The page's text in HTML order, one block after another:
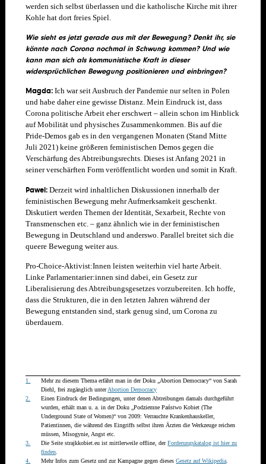
werden sich selbst überlassen und die katholische Kirche mit ihrer
Kohle hat dort freies Spiel.
Wie sieht es jetzt gerade aus mit der Bewegung? Denkt ihr, sie
könnte nach Corona nochmal in Schwung kommen? Und wie
kann man sich als kommunistische Kraft in dieser
widersprüchlichen Bewegung positionieren und einbringen?
Magda: Ich war seit Ausbruch der Pandemie nur selten in Polen
und habe daher eine gewisse Distanz. Mein Eindruck ist, dass
Corona politische Arbeit eher erschwert – allein schon im Hinblick
auf Mobilität und physisches Zusammenkommen. Bis auf die
Pride-Demos gab es in den vergangenen Monaten (Stand Mitte
Juli 2021) keine größeren feministischen Demos gegen die
Verschärfung des Abtreibungsrechts. Dieses ist Anfang 2021 in
seiner verschärften Form veröffentlicht worden und somit in Kraft.
Pawel: Derzeit wird inhaltlichen Diskussionen innerhalb der
feministischen Bewegung mehr Aufmerksamkeit geschenkt.
Diskutiert werden Themen der Identität, Sexarbeit, Rechte von
Transmenschen etc. – ganz ähnlich wie in der feministischen
Bewegung in Deutschland und anderswo. Parallel breitet sich die
queere Bewegung weiter aus.
Pro-Choice-Aktivist:Innen leisten weiterhin viel harte Arbeit.
Linke Parlamentarier:innen sind dabei, ein Gesetz zur
Liberalisierung des Abtreibungsgesetzes vorzubereiten. Ich hoffe,
dass die Strukturen, die in den letzten Jahren während der
Bewegung entstanden sind, stark genug sind, um Corona zu
überdauern.
1.
Mehr zu diesem Thema erfährt man in der Doku „Abortion Democracy“ von Sarah
Diehl,frei zugänglich unterAbortion Democracy
2.
Einen Eindruck der Bedingungen, unter denen Abtreibungen damals durchgeführt
wurden, erhält man u. a. in der Doku „Podziemne Państwo Kobiet (The
Underground State of Women)“ von 2009: Verrauchte Krankenhauskeller,
Patientinnen, die während des Eingriffs selbst ihren Ärzten die Werkzeuge reichen
müssen, Misogynie, Angst etc.
3.
Die Seite strajkkobiet.eu ist mittlerweile offline, derForderungskatalog ist hier zu
finden.
4.
Mehr Infos zum Gesetz und zur Kampagne gegen diesesGesetz auf Wikipedia.